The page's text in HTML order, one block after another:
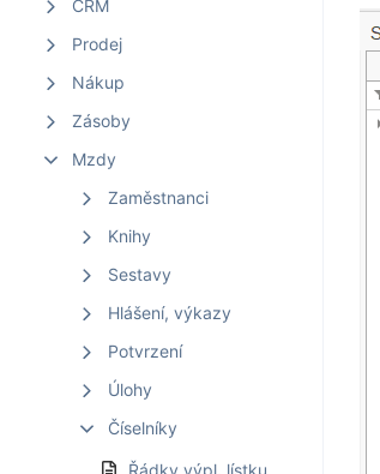
CRM
Prodej
Nákup
Zásoby
Mzdy
Zaměstnanci
Knihy
Sestavy
Hlášení, výkazy
Potvrzení
Úlohy
Číselníky
Řádky výpl. lístku